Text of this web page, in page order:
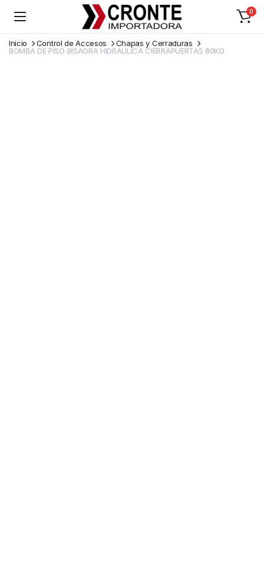
0
Inicio Control de Accesos
Chapas y Cerraduras
BOMBA DE PISO BISAGRA HIDRAULICA CIERRAPUERTAS 80KG